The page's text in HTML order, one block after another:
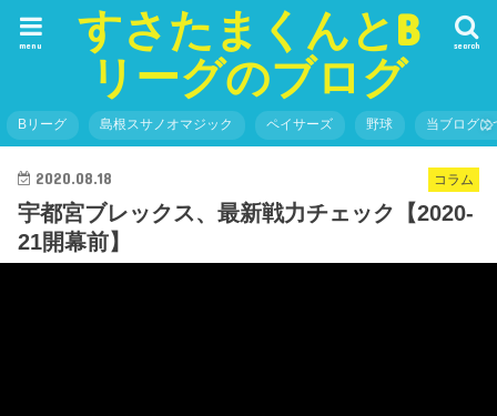
すさたまくんとB
リーグのブログ
search
menu
Bリーグ 島根スサノオマジック ペイサーズ 野球 当ブログに
コラム
2020.08.18
宇都宮ブレックス、最新戦力チェック【2020-
21開幕前】